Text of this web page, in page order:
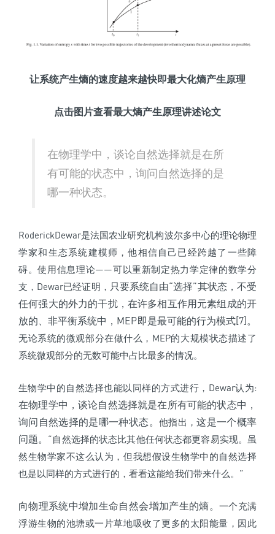
让系统产生熵的速度越来越快即最大化熵产生原理
点击图片查看最大熵产生原理讲述论文
在物理学中，谈论自然选择就是在所
有可能的状态中，询问自然选择的是
哪一种状态。
RoderickDewar是法国农业研究机构波尔多中心的理论物理
学家和生态系统建模师，他相信自己已经跨越了一些障
碍。使用信息理论——可以重新制定热力学定律的数学分
支，Dewar已经证明， 只要系统自由“选择”其状态，不受
任何强大的外力的干扰，在许多相互作用元素组成的开
放的、非平衡系统中，MEP即是最可能的行为模式[7]。
无论系统的微观部分在做什么，MEP的大规模状态描述了
系统微观部分的无数可能中占比最多的情况。
生物学中的自然选择也能以同样的方式进行，Dewar认为:
在物理学中，谈论自然选择就是在所有可能的状态中，
询问自然选择的是哪一种状态。 他指出，这是一个概率
问题。 “自然选择的状态比其他任何状态都更容易实现。虽
然生物学家不这么认为，但我想假设生物学中的自然选择
也是以同样的方式进行的，看看这能给我们带来什么。”
向物理系统中增加生命自然会增加产生的熵。 一个充满
浮游生物的池塘或一片草地吸收了更多的太阳能量，因此